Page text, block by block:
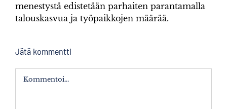
menestystä edistetään parhaiten parantamalla
talouskasvua ja työpaikkojen määrää.
Jätä kommentti
Kommentti